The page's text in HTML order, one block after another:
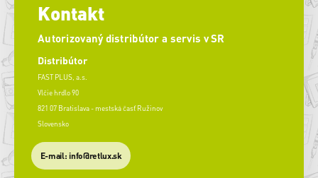
Kontakt
Autorizovaný distribútor a servis v SR
Distribútor
FAST PLUS, a.s.
Vlčie hrdlo 90
821 07 Bratislava - mestská časť Ružinov
Slovensko
E-mail: info@retlux.sk